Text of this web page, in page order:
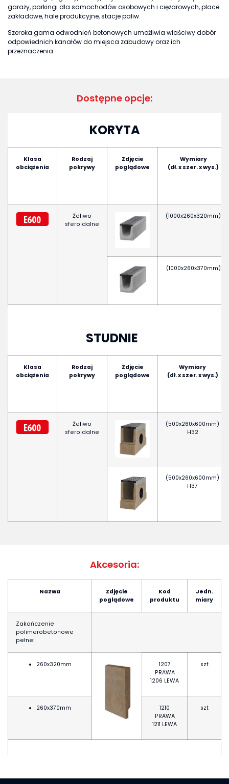
garaży, parkingi dla samochodów osobowych i ciężarowych, place
zakładowe, hale produkcyjne, stacje paliw.
Szeroka gama odwodnień betonowych umożliwia właściwy dobór
odpowiednich kanałów do miejsca zabudowy oraz ich
przeznaczenia.
Dostępne opcje:
KORYTA
Klasa
obciążenia
Rodzaj
pokrywy
Zdjęcie
poglądowe
Wymiary
(dł. x szer. x wys.)
Żeliwo
sferoidalne
(1000x260x320mm)
(1000x260x370mm)
STUDNIE
Klasa
obciążenia
Rodzaj
pokrywy
Zdjęcie
poglądowe
Wymiary
(dł. x szer. x wys.)
Żeliwo
sferoidalne
(500x260x600mm)
H32
(500x260x600mm)
H37
Akcesoria:
Nazwa
Zdjęcie
poglądowe
Kod
produktu
Jedn.
miary
Zakończenie
polimerobetonowe
pełne:
260x320mm
1207
PRAWA
1206 LEWA
szt
260x370mm
1210
PRAWA
1211 LEWA
szt